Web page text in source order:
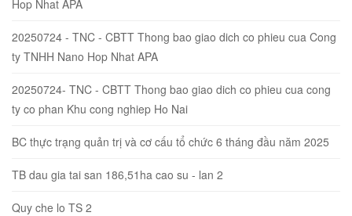
Hop Nhat APA
20250724 - TNC - CBTT Thong bao giao dich co phieu cua Cong
ty TNHH Nano Hop Nhat APA
20250724- TNC - CBTT Thong bao giao dich co phieu cua cong
ty co phan Khu cong nghiep Ho Nai
BC thực trạng quản trị và cơ cấu tổ chức 6 tháng đầu năm 2025
TB dau gia tai san 186,51ha cao su - lan 2
Quy che lo TS 2